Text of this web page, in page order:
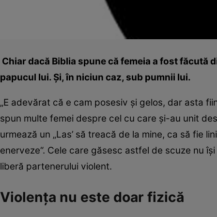
Chiar dacă Biblia spune că femeia a fost făcută
papucul lui. Şi, în niciun caz, sub pumnii lui.
„E adevărat că e cam posesiv şi gelos, dar asta
spun multe femei despre cel cu care şi-au unit
urmează un „Las’ să treacă de la mine, ca să fie
enerveze“. Cele care găsesc astfel de scuze nu
liberă partenerului violent.
Violenţa nu este doar fizică